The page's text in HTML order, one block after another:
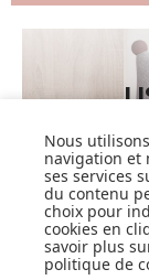
Nous
navigation et
ses services
du contenu
choix pour
cookies en
savoir plus
politique de